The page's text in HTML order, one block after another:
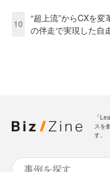
10
“超上流”からCXを
の伴走で実現した自
「
スを
す。